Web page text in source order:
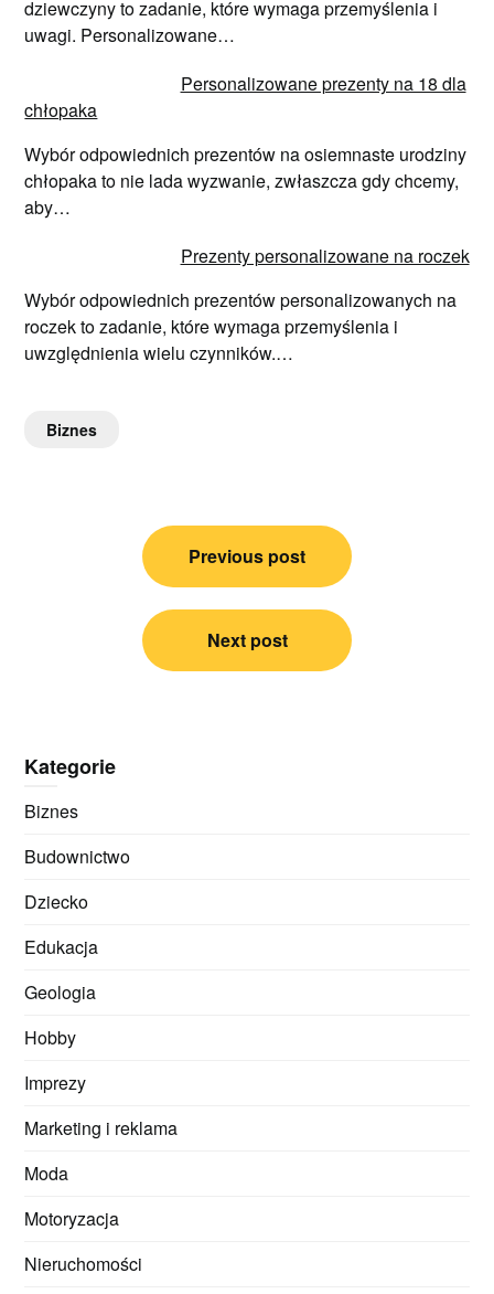
dziewczyny to zadanie, które wymaga przemyślenia i
uwagi. Personalizowane…
Personalizowane prezenty na 18 dla
chłopaka
Wybór odpowiednich prezentów na osiemnaste urodziny
chłopaka to nie lada wyzwanie, zwłaszcza gdy chcemy,
aby…
Prezenty personalizowane na roczek
Wybór odpowiednich prezentów personalizowanych na
roczek to zadanie, które wymaga przemyślenia i
uwzględnienia wielu czynników.…
Biznes
Nawigacja
Previous post
Next post
Kategorie
Biznes
Budownictwo
Dziecko
Edukacja
Geologia
Hobby
Imprezy
Marketing i reklama
Moda
Motoryzacja
Nieruchomości